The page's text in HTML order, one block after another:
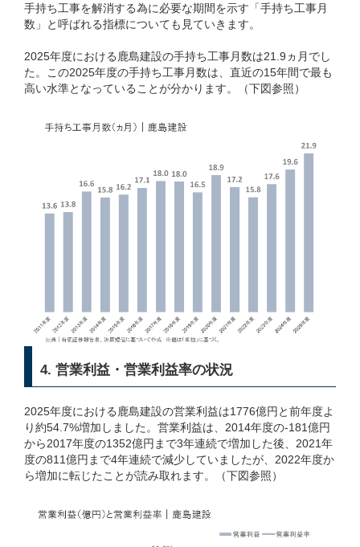
手持ち工事を解消する為に必要な期間を示す「手持ち工事月
数」と呼ばれる指標についても見ていきます。
2025年度における鹿島建設の手持ち工事月数は21.9ヵ月でし
た。この2025年度の手持ち工事月数は、直近の15年間で最も
高い水準となっていることが分かります。（下図参照）
4. 営業利益・営業利益率の状況
2025年度における鹿島建設の営業利益は1776億円と前年度よ
り約54.7%増加しました。営業利益は、2014年度の-181億円
から2017年度の1352億円まで3年連続で増加した後、2021年
度の811億円まで4年連続で減少していましたが、2022年度か
ら増加に転じたことが読み取れます。（下図参照）